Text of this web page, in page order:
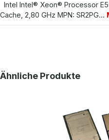
Intel Intel® Xeon® Processor
Cache, 2,80 GHz MPN: SR2PG…
Produktgalerie überspringen
Ähnliche Produkte